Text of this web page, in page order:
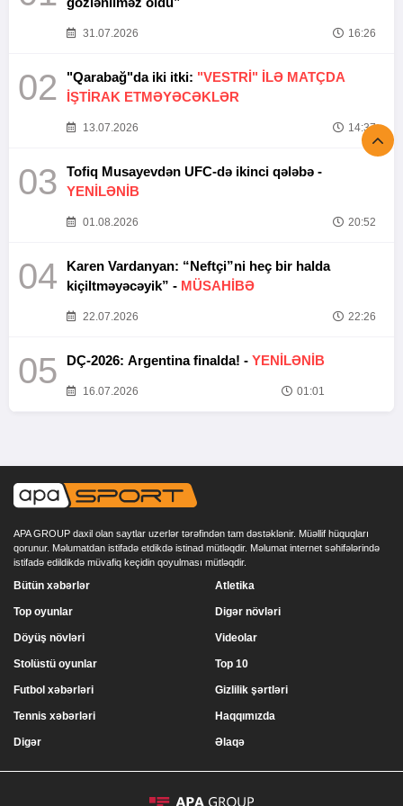
31.07.2026 16:26
02 "Qarabağ"da iki itki: "VESTRİ" İLƏ MATÇDA
İŞTİRAK ETMƏYƏCƏKLƏR
13.07.2026 14:37
03
Tofiq Musayevdən UFC-də ikinci qələbə -
YENİLƏNİB
01.08.2026 20:52
04
Karen Vardanyan: “Neftçi”ni heç bir halda
kiçiltməyəcəyik” - MÜSAHİBƏ
22.07.2026 22:26
05 DÇ-2026: Argentina finalda! - YENİLƏNİB
16.07.2026 01:01
APA GROUP daxil olan saytlar uzerlər tərəfindən tam dəstəklənir. Müəllif hüquqları
qorunur. Məlumatdan istifadə etdikdə istinad mütləqdir. Məlumat internet səhifələrində
istifadə edildikdə müvafiq keçidin qoyulması mütləqdir.
Bütün xəbərlər
Top oyunlar
Döyüş növləri
Stolüstü oyunlar
Atletika
Digər növləri
Videolar
Top 10
Futbol xəbərləri
Tennis xəbərləri
Digər
Gizlilik şərtləri
Haqqımızda
Əlaqə